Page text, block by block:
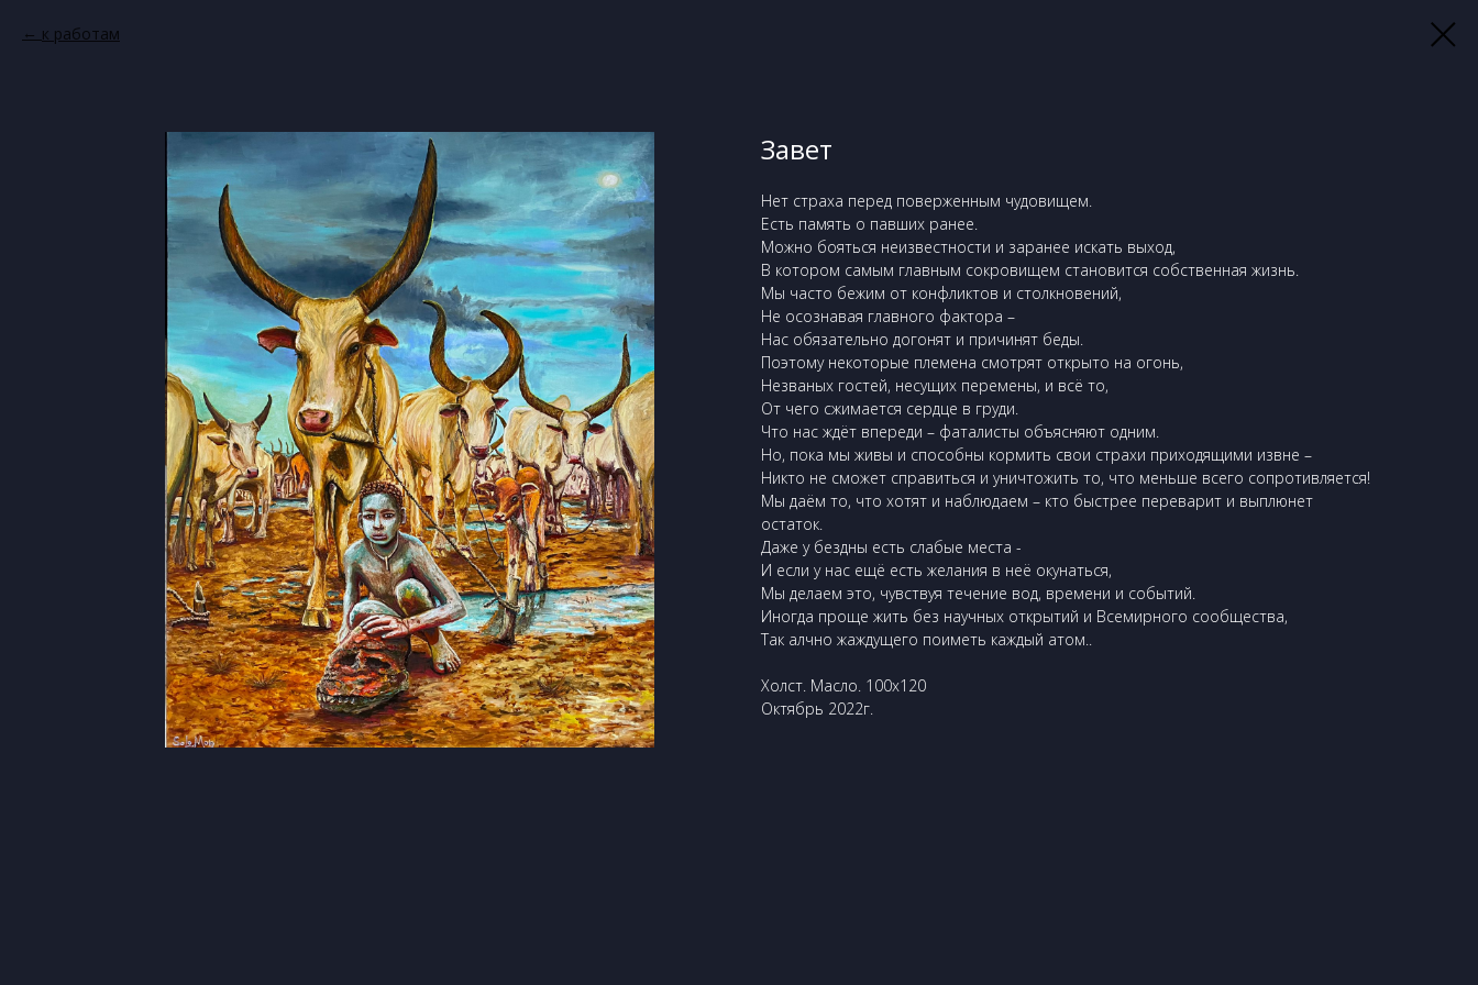
к работам
Завет
Нет страха перед поверженным чудовищем.
Есть память о павших ранее.
Можно бояться неизвестности и заранее искать выход,
В котором самым главным сокровищем становится собственная жизнь.
Мы часто бежим от конфликтов и столкновений,
Не осознавая главного фактора –
Нас обязательно догонят и причинят беды.
Поэтому некоторые племена смотрят открыто на огонь,
Незваных гостей, несущих перемены, и всё то,
От чего сжимается сердце в груди.
Что нас ждёт впереди – фаталисты объясняют одним.
Но, пока мы живы и способны кормить свои страхи приходящими извне –
Никто не сможет справиться и уничтожить то, что меньше всего сопротивляется!
Мы даём то, что хотят и наблюдаем – кто быстрее переварит и выплюнет
остаток.
Даже у бездны есть слабые места -
И если у нас ещё есть желания в неё окунаться,
Мы делаем это, чувствуя течение вод, времени и событий.
Иногда проще жить без научных открытий и Всемирного сообщества,
Так алчно жаждущего поиметь каждый атом..
Холст. Масло. 100х120
Октябрь 2022г.